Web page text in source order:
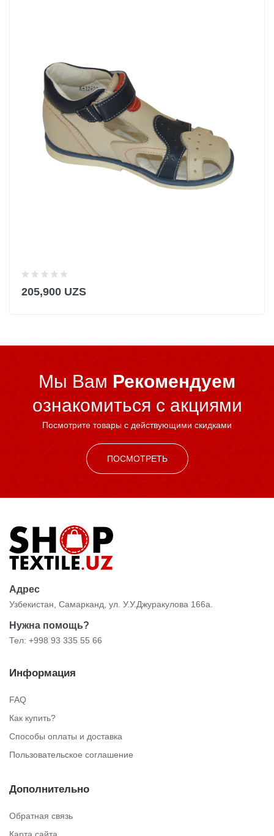
205,900 UZS
Мы Вам Рекомендуем
ознакомиться c акциями
Посмотрите товары с действующими скидками
ПОСМОТРЕТЬ
Адрес
Узбекистан, Самарканд, ул. У.У.Джуракулова 166а.
Нужна помощь?
Тел: +998 93 335 55 66
Информация
FAQ
Как купить?
Способы оплаты и доставка
Пользовательское соглашение
Дополнительно
Обратная связь